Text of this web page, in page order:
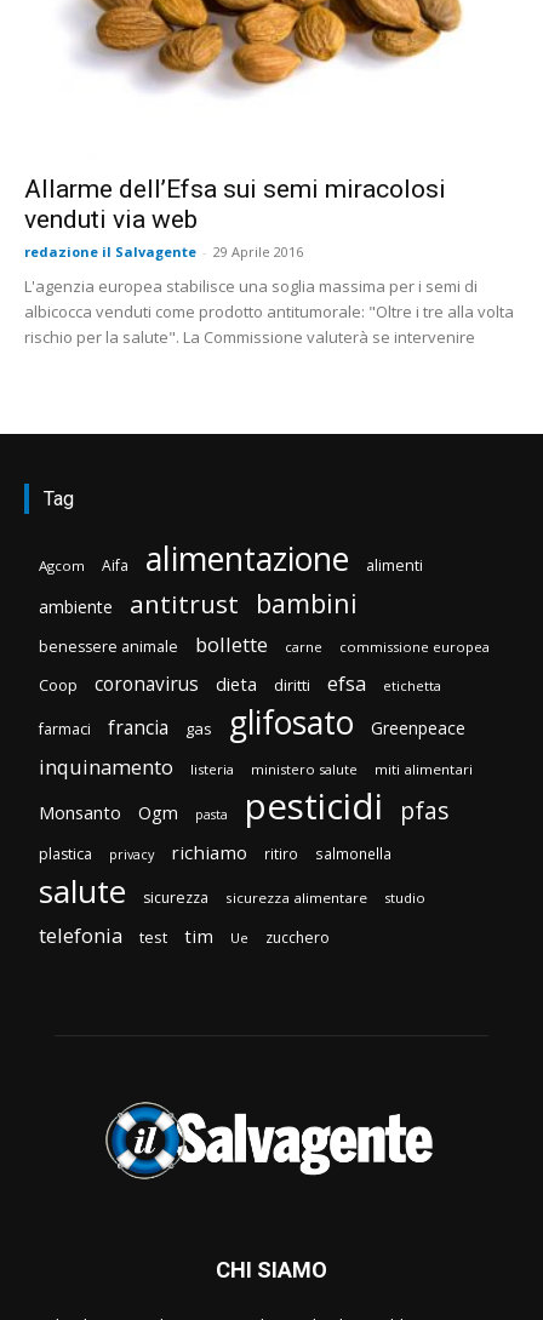
Allarme dell’Efsa sui semi miracolosi
venduti via web
redazione il Salvagente - 29 Aprile 2016
L'agenzia europea stabilisce una soglia massima per i semi di
albicocca venduti come prodotto antitumorale: "Oltre i tre alla volta
rischio per la salute". La Commissione valuterà se intervenire
Tag
Agcom Aifa alimentazione alimenti
ambiente antitrust bambini
benessere animale bollette carne commissione europea
Coop coronavirus dieta diritti efsa etichetta
farmaci francia gas glifosato Greenpeace
inquinamento listeria ministero salute miti alimentari
Monsanto Ogm pasta pesticidi pfas
plastica privacy richiamo ritiro salmonella
salute sicurezza sicurezza alimentare studio
telefonia test tim Ue zucchero
CHI SIAMO